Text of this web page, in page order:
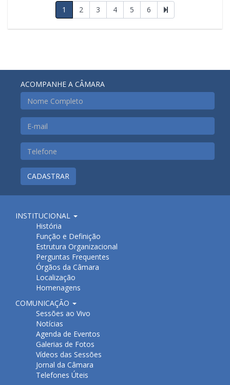
1 2 3 4 5 6
ACOMPANHE A CÂMARA
CADASTRAR
INSTITUCIONAL
História
Função e Definição
Estrutura Organizacional
Perguntas Frequentes
Órgãos da Câmara
Localização
Homenagens
COMUNICAÇÃO
Sessões ao Vivo
Notícias
Agenda de Eventos
Galerias de Fotos
Vídeos das Sessões
Jornal da Câmara
Telefones Úteis